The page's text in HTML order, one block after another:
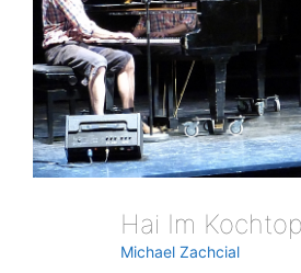
Hai Im
Michael Zachcial